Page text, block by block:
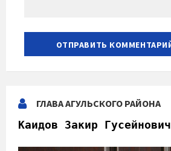
ГЛАВА АГУЛЬСКОГО РАЙОНА
Каидов Закир Гусейнович